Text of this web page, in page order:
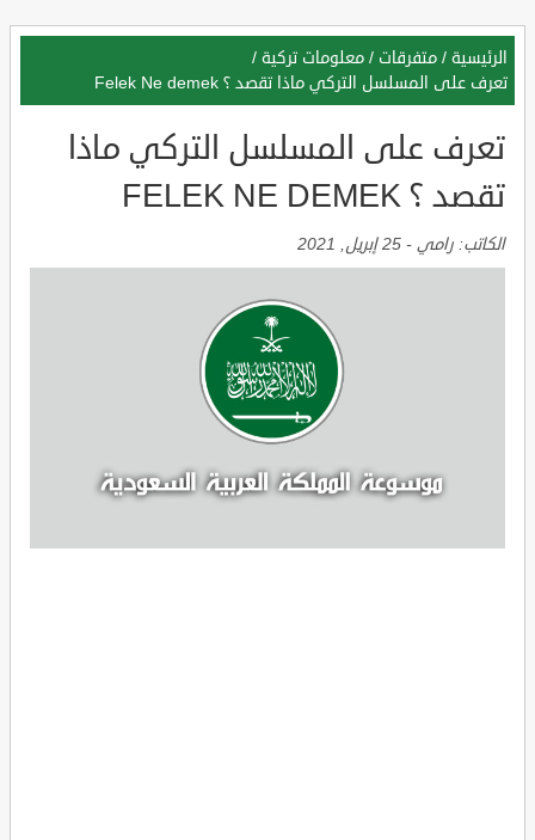
الرئيسية / متفرقات / معلومات تركية /
تعرف على المسلسل التركي ماذا تقصد ؟ Felek Ne demek
تعرف على المسلسل التركي ماذا
تقصد ؟ FELEK NE DEMEK
الكاتب: رامي - 25 إبريل, 2021